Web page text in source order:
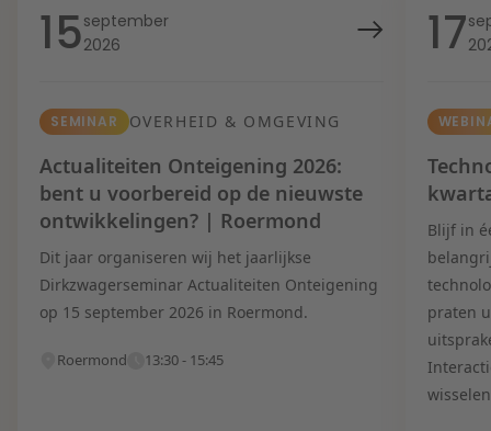
15september
2026
SEMINAR OVERHEID & OMGEVING
Actualiteiten Onteigening 2026:
bent u voorbereid op de nieuwste
ontwikkelingen? | Roermond
Dit jaar organiseren wij het jaarlijkse
Dirkzwagerseminar Actualiteiten Onteigening
op 15 september 2026 in Roermond.
Roermond 13:30 - 15:45
17
Blijf in
praten